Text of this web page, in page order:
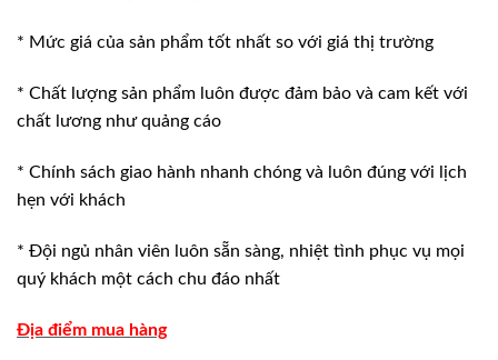
* Mức giá của sản phẩm tốt nhất so với giá thị trường
* Chất lượng sản phẩm luôn được đảm bảo và cam kết với
chất lương như quảng cáo
* Chính sách giao hành nhanh chóng và luôn đúng với lịch
hẹn với khách
* Đội ngủ nhân viên luôn sẵn sàng, nhiệt tình phục vụ mọi
quý khách một cách chu đáo nhất
Địa điểm mua hàng